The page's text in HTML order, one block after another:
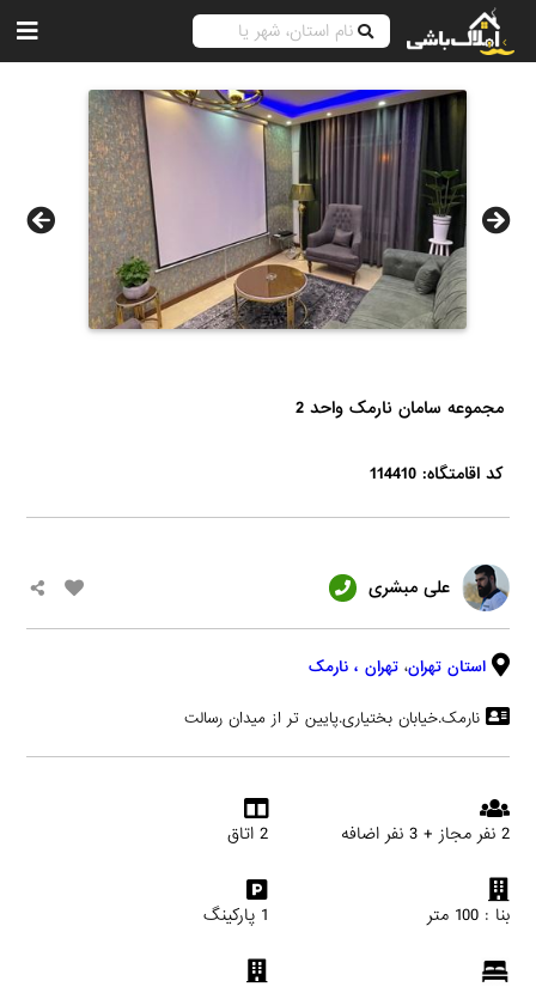
مجموعه سامان نارمک واحد 2
کد اقامتگاه: 114410
علی مبشری
استان تهران، تهران ، نارمک
نارمک.خیابان بختیاری.پایین تر از میدان رسالت
2 نفر مجاز + 3 نفر اضافه 2 اتاق
بنا : 100 متر 1 پارکینگ